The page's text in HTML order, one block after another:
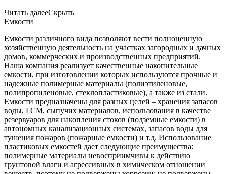
Читать далееСкрыть
Емкости
Емкости различного вида позволяют вести полноценную
хозяйственную деятельность на участках загородных и дачных
домов, коммерческих и производственных предприятий.
Наша компания реализует качественные накопительные
емкости, при изготовлении которых используются прочные и
надежные полимерные материалы (полиэтиленовые,
полипропиленовые, стеклопластиковые), а также из стали.
Емкости предназначены для разных целей – хранения запасов
воды, ГСМ, сыпучих материалов, использования в качестве
резервуаров для накопления стоков (подземные емкости) в
автономных канализационных системах, запасов воды для
тушения пожаров (пожарные емкости) и т.д. Использование
пластиковых емкостей дает следующие преимущества:
полимерные материалы невосприимчивы к действию
грунтовой влаги и агрессивных в химическом отношении